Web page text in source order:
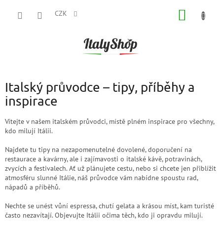
CZK
Italský průvodce – tipy, příběhy a
inspirace
Vítejte v našem italském průvodci, místě plném inspirace pro všechny,
kdo milují Itálii.
Najdete tu tipy na nezapomenutelné dovolené, doporučení na
restaurace a kavárny, ale i zajímavosti o italské kávě, potravinách,
zvycích a festivalech. Ať už plánujete cestu, nebo si chcete jen přiblížit
atmosféru slunné Itálie, náš průvodce vám nabídne spoustu rad,
nápadů a příběhů.
Nechte se unést vůní espressa, chutí gelata a krásou míst, kam turisté
často nezavítají. Objevujte Itálii očima těch, kdo ji opravdu milují.